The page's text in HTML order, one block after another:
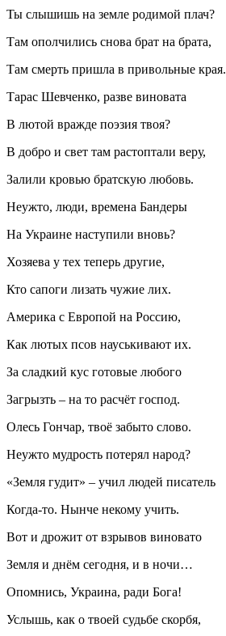
Ты слышишь на земле родимой плач?
Там ополчились снова брат на брата,
Там смерть пришла в привольные края.
Тарас Шевченко, разве виновата
В лютой вражде поэзия твоя?
В добро и свет там растоптали веру,
Залили кровью братскую любовь.
Неужто, люди, времена Бандеры
На Украине наступили вновь?
Хозяева у тех теперь другие,
Кто сапоги лизать чужие лих.
Америка с Европой на Россию,
Как лютых псов науськивают их.
За сладкий кус готовые любого
Загрызть – на то расчёт господ.
Олесь Гончар, твоё забыто слово.
Неужто мудрость потерял народ?
«Земля гудит» – учил людей писатель
Когда-то. Нынче некому учить.
Вот и дрожит от взрывов виновато
Земля и днём сегодня, и в ночи…
Опомнись, Украина, ради Бога!
Услышь, как о твоей судьбе скорбя,